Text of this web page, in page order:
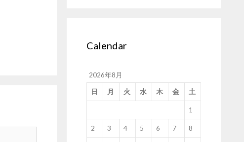
Calendar
2026年8月
日 月 火 水 木 金 土
1
2 3 4 5 6 7 8